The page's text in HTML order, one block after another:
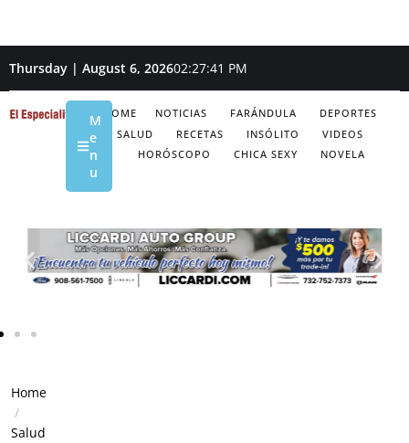
Thursday | August 6, 202602:27:42 PM
HOME NOTICIAS FARÁNDULA
DEPORTES
SALUD
RECETAS INSÓLITO
VIDEOS
HORÓSCOPO
CHICA SEXY NOVELA
M
e
n
u
Home
/
Salud